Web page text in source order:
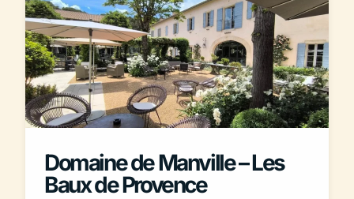
Domaine de Manville – Les
Baux de Provence